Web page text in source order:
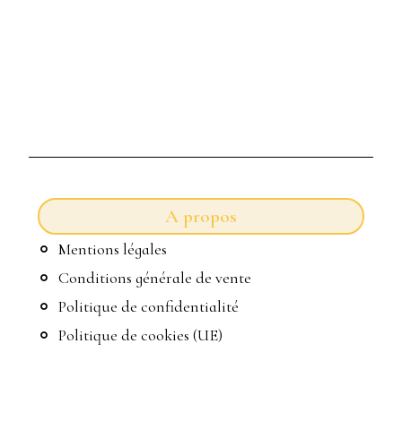
A propos
Mentions légales
Conditions générale de vente
Politique de confidentialité
Politique de cookies (UE)